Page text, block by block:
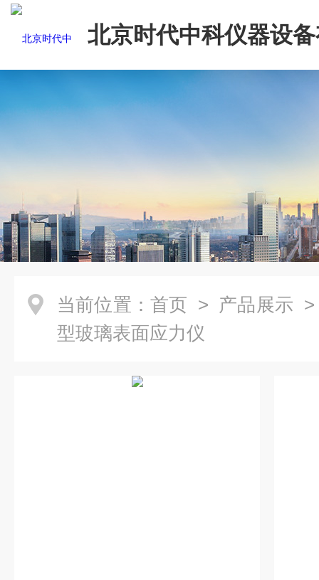
北京时代中科仪器设
司
当前位置： 首页 > 产品展示
型玻璃表面应力仪